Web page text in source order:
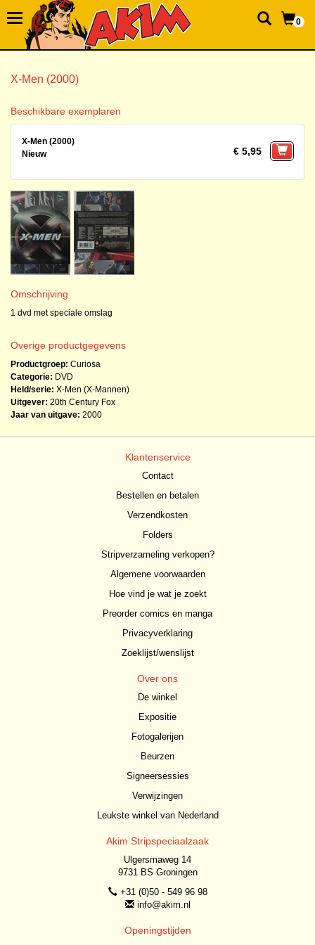
0
X-Men (2000)
Beschikbare exemplaren
X-Men (2000)
Nieuw
€ 5,95
Omschrijving
1 dvd met speciale omslag
Overige productgegevens
Productgroep: Curiosa
Categorie: DVD
Held/serie: X-Men (X-Mannen)
Uitgever: 20th Century Fox
Jaar van uitgave: 2000
Klantenservice
Contact
Bestellen en betalen
Verzendkosten
Folders
Stripverzameling verkopen?
Algemene voorwaarden
Hoe vind je wat je zoekt
Preorder comics en manga
Privacyverklaring
Zoeklijst/wenslijst
Over ons
De winkel
Expositie
Fotogalerijen
Beurzen
Signeersessies
Verwijzingen
Leukste winkel van Nederland
Akim Stripspeciaalzaak
Ulgersmaweg 14
9731 BS Groningen
+31 (0)50 - 549 96 98
info@akim.nl
Openingstijden